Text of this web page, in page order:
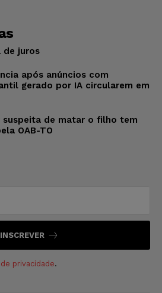
de juros
após anúncios com
gerado por IA circularem em
suspeita de matar o filho tem
OAB-TO
INSCREVER
privacidade.